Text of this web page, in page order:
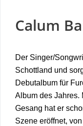
Calum
Der Singer/
Schottland und
Debutalbum für
Album des Jahres.
Gesang hat er
Szene eröffnet,